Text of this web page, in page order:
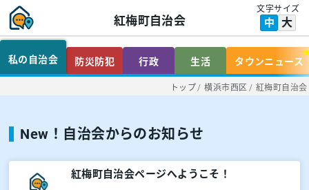
紅梅町自治会
文字サイズ
中 大
私の自治会 防災防犯 行政 生活 タウンニュース
トップ / 横浜市西区 / 紅梅町自治会
New！自治会からのお知らせ
紅梅町自治会ページへようこそ！